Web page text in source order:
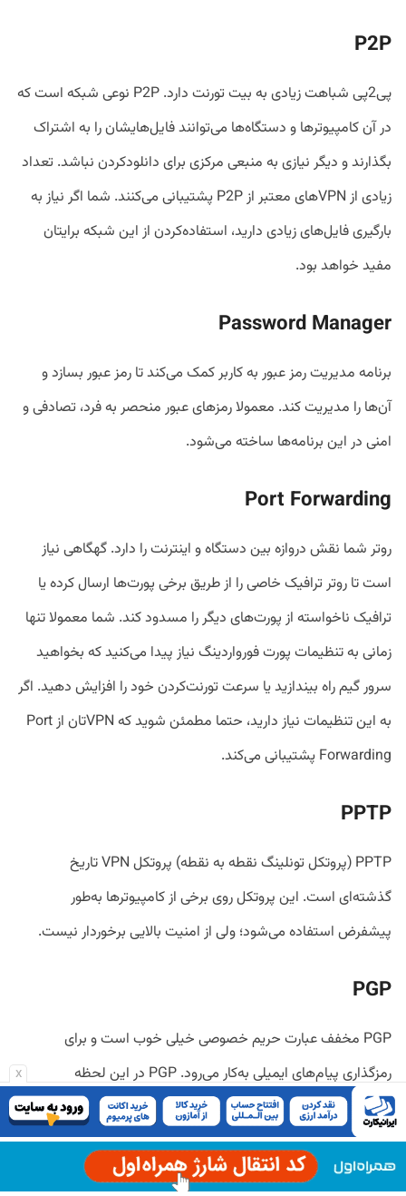
x
P2P
پی2پی شباهت زیادی به بیت تورنت دارد. P2P نوعی شبکه است که
در آن کامپیوترها و دستگاه‌ها می‌توانند فایل‌هایشان را به اشتراک
بگذارند و دیگر نیازی به منبعی مرکزی برای دانلود‌کردن نباشد. تعداد
زیادی از VPNهای معتبر از P2P پشتیبانی می‌کنند. شما اگر نیاز به
بارگیری فایل‌های زیادی دارید، استفاده‌کردن از این شبکه برایتان
مفید خواهد بود.
Password Manager
برنامه مدیریت رمز عبور به کاربر کمک می‌کند تا رمز عبور بسازد و
آن‌ها را مدیریت کند. معمولا رمزهای عبور منحصر به فرد، تصادفی و
امنی در این برنامه‌ها ساخته می‌شود.
Port Forwarding
روتر شما نقش دروازه بین دستگاه و اینترنت را دارد. گهگاهی نیاز
است تا روتر ترافیک خاصی را از طریق برخی پورت‌ها ارسال کرده یا
ترافیک ناخواسته از پورت‌های دیگر را مسدود کند. شما معمولا تنها
زمانی به تنظیمات پورت فورواردینگ نیاز پیدا می‌کنید که بخواهید
سرور گیم راه‌ بیندازید یا سرعت تورنت‌کردن خود را افزایش دهید. اگر
به این تنظیمات نیاز دارید، حتما مطمئن شوید که VPNتان از Port
Forwarding پشتیبانی می‌کند.
PPTP
PPTP (پروتکل تونلینگ نقطه به نقطه) پروتکل VPN تاریخ
گذشته‌ای است. این پروتکل روی برخی از کامپیوترها به‌طور
پیشفرض استفاده می‌شود؛ ولی از امنیت بالایی برخوردار نیست.
PGP
PGP مخفف عبارت حریم خصوصی خیلی خوب است و برای
رمزگذاری پیام‌های ایمیلی به‌کار می‌رود. PGP در این لحظه
پراستفاده‌ترین و امن‌ترین شیوه برای رمزگذاری ایمیل‌ها به‌شمار
می‌رود. این پروتکل در رمزگذاری متن ایمیل و فایل‌های الصاق‌شده
موفق، اما در رمزگذاری هدر ایمیل ناموفق است. هدر ایمیل معمولا